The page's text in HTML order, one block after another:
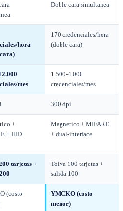
Doble cara simultanea
hora
170 credenciales/hora
(doble cara)
mes
1.500-4.000
credenciales/mes
300 dpi
+
+ HID
Magnetico + MIFARE
+ dual-interface
tarjetas +
Tolva 100 tarjetas +
salida 100
(costo
YMCKO (costo
menor)